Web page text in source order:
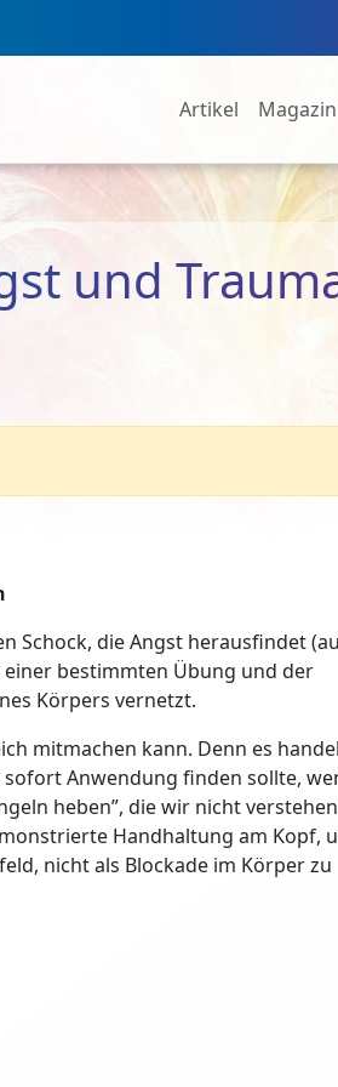
Artikel Magazin
und
Schock, die Angst herausfindet
bestimmten Übung und der
Körpers vernetzt.
mitmachen kann. Denn es
Anwendung finden sollte,
heben”, die wir nicht
Handhaltung am Kopf,
nicht als Blockade im Körper zu